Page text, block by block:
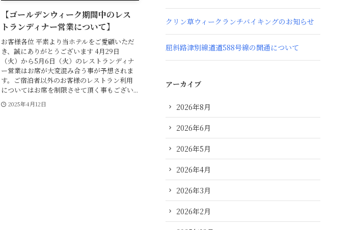
【ゴールデンウィーク期間中のレス
トランディナー営業について】
お客様各位 平素より当ホテルをご愛顧いただ
き、誠にありがとうございます 4月29日
（火）から5月6日（火）のレストランディナ
ー営業はお席が大変混み合う事が予想されま
す。ご宿泊者以外のお客様のレストラン利用
についてはお席を制限させて頂く事もござい...
2025年4月12日
クリン草ウィークランチバイキングのお知らせ
屈斜路津別線道道588号線の開通について
アーカイブ
2026年8月
2026年6月
2026年5月
2026年4月
2026年3月
2026年2月